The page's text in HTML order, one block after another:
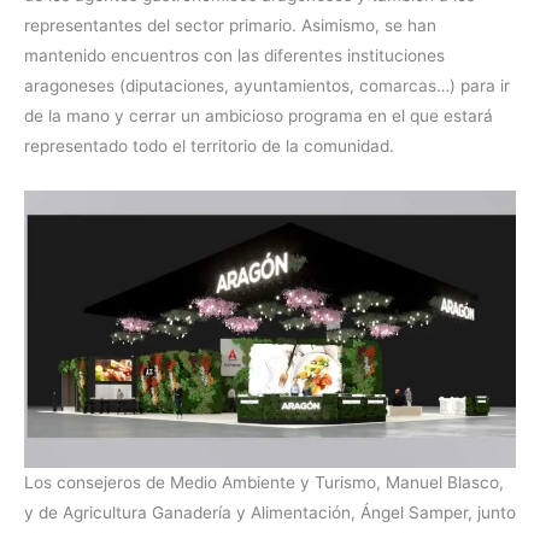
representantes del sector primario. Asimismo, se han
mantenido encuentros con las diferentes instituciones
aragoneses (diputaciones, ayuntamientos, comarcas…) para ir
de la mano y cerrar un ambicioso programa en el que estará
representado todo el territorio de la comunidad.
Los consejeros de Medio Ambiente y Turismo, Manuel Blasco,
y de Agricultura Ganadería y Alimentación, Ángel Samper, junto